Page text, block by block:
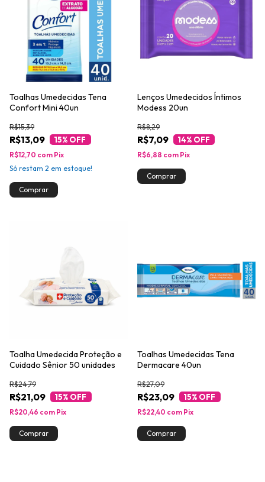
Toalhas Umedecidas Tena
Confort Mini 40un
R$13,09
R$15,39
15% OFF
R$12,70 com Pix
Só restam 2 em estoque!
Lenços Umedecidos Íntimos
Modess 20un
R$7,09
R$8,29
14% OFF
R$6,88 com Pix
Toalha Umedecida Proteção e
Cuidado Sênior 50 unidades
R$21,09
R$24,79
15% OFF
R$20,46 com Pix
Toalhas Umedecidas Tena
Dermacare 40un
R$23,09
R$27,09
15% OFF
R$22,40 com Pix